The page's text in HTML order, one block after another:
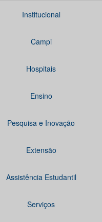
Institucional
Campi
Hospitais
Ensino
Pesquisa e Inovação
Extensão
Assistência Estudantil
Serviços